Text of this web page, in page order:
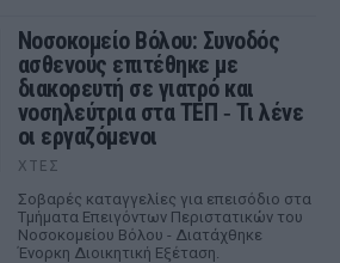
Νοσοκομείο Βόλου: Συνοδός
ασθενούς επιτέθηκε με
διακορευτή σε γιατρό και
νοσηλεύτρια στα ΤΕΠ ‑ Τι λένε
οι εργαζόμενοι
ΧΤΕΣ
Σοβαρές καταγγελίες για επεισόδιο στα
Τμήματα Επειγόντων Περιστατικών του
Νοσοκομείου Βόλου - Διατάχθηκε
Ένορκη Διοικητική Εξέταση.